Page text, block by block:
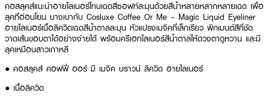
คอสลุคส์แนะนำอายไลเนอร์โทนเฉดสีซอฟท์ละมุนด้วยสีน้ำหลายหลากหลายเฉด เพื่อ
ลุคที่อ่อนโยน บางเบากับ Cosluxe Coffee Or Me – Magic Liquid Eyeliner
อายไลเนอร์เนื้อลิควิดเฉดสีน้ำตาลละมุน หัวแปรงเมจิคที่เล็กเรียว พิกเมนต์สีที่ชัด
วาดเส้นขอบตาได้อย่างง่ายได้ พร้อมครีเอทไลเนอร์สีน้ำตาลให้ดวงตาดูหวาน และมี
ลุคเหมือนสาวเกาหลี
● คอสลุคส์ คอฟฟี่ ออร์ มี เมจิค บราวน์ ลิควิด อายไลเนอร์
● เนื้อลิควิด